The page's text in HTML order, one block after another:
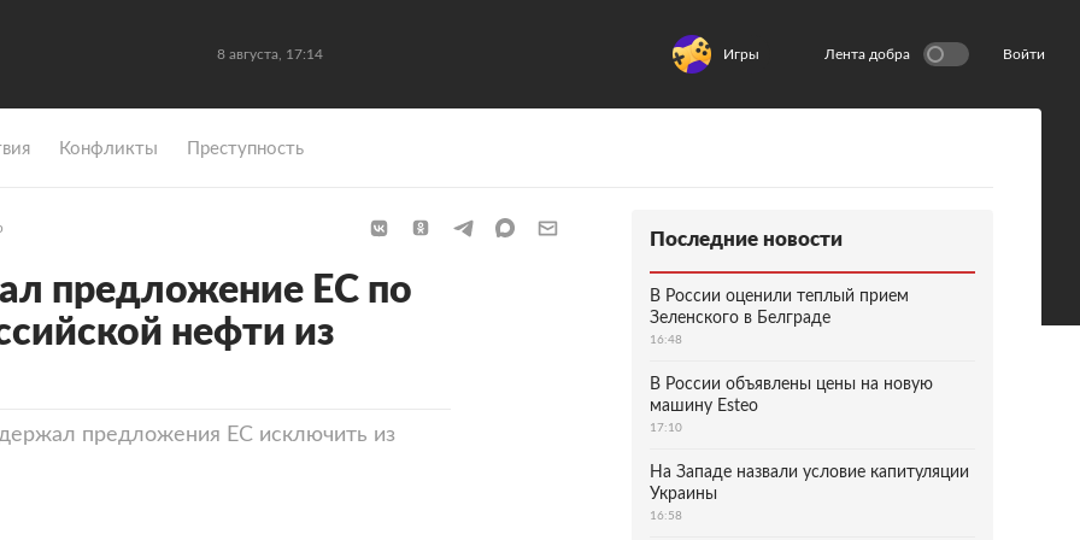
8 августа, 17:14 Игры Лента добра Войти
Конфликты Преступность
предложение ЕС по
нефти из
предложения ЕС исключить из
Последние новости
В России оценили теплый прием
Зеленского в Белграде
16:48
В России объявлены цены на новую
машину Esteo
17:10
На Западе назвали условие капитуляции
Украины
16:58